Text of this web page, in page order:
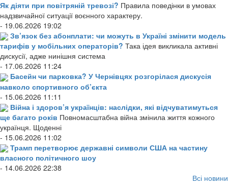
Як діяти при повітряній тревозі? Правила поведінки в умовах
надзвичайної ситуації воєнного характеру.
- 19.06.2026 19:02
Зв’язок без абонплати: чи можуть в Україні змінити модель
тарифів у мобільних операторів? Така ідея викликала активні
дискусії, адже нинішня система
- 17.06.2026 11:24
Басейн чи парковка? У Чернівцях розгорілася дискусія
навколо спортивного об’єкта
- 15.06.2026 11:11
Війна і здоров’я українців: наслідки, які відчуватимуться
ще багато років Повномасштабна війна змінила життя кожного
українця. Щоденні
- 15.06.2026 11:02
Трамп перетворює державні символи США на частину
власного політичного шоу
- 14.06.2026 22:38
Всі новини